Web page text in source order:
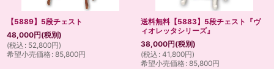
【5889】5段チェスト
48,000円(税別)
(税込 : 52,800円)
希望小売価格: 85,800円
送料無料【5883】5段チェスト『ヴ
ィオレッタシリーズ』
38,000円(税別)
(税込 : 41,800円)
希望小売価格: 85,800円